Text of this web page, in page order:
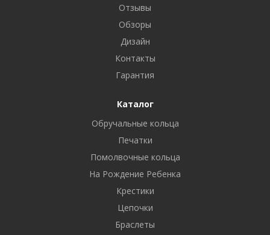
Отзывы
Обзоры
Дизайн
Контакты
Гарантия
Каталог
Обручальные кольца
Печатки
Помолвочные кольца
На Рождение Ребенка
Крестики
Цепочки
Браслеты